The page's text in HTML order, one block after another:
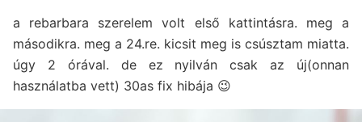
a rebarbara szerelem volt első kattintásra. meg a
másodikra. meg a 24.re. kicsit meg is csúsztam miatta.
úgy 2 órával. de ez nyilván csak az új(onnan
használatba vett) 30as fix hibája 😉